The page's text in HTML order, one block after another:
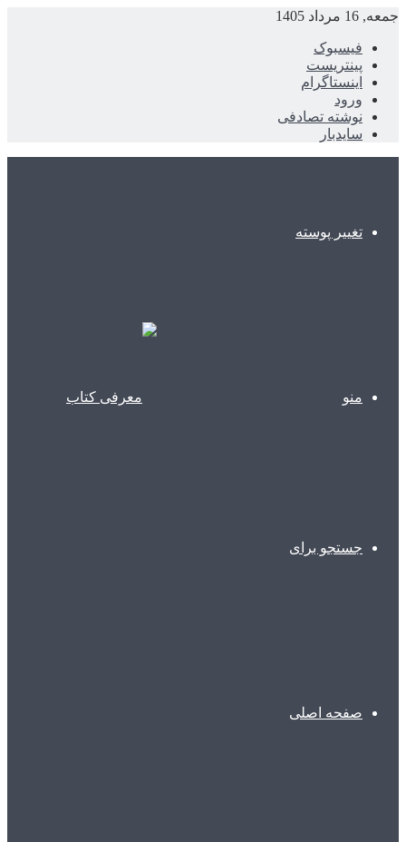
جمعه, 16 مرداد 1405
فیسبوک
پینتریست
اینستاگرام
ورود
نوشته تصادفی
سایدبار
تغییر پوسته
منو
جستجو برای
صفحه اصلی